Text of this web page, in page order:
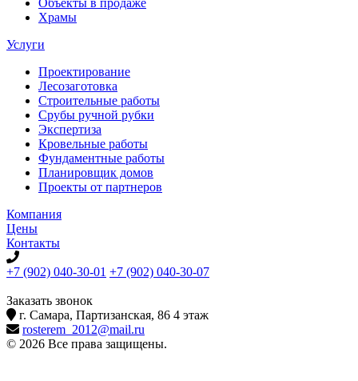
Храмы
Услуги
Проектирование
Лесозаготовка
Строительные работы
Срубы ручной рубки
Экспертиза
Кровельные работы
Фундаментные работы
Планировщик домов
Проекты от партнеров
Компания
Цены
Контакты
+7 (902) 040-30-01 +7 (902) 040-30-07
Заказать звонок
г. Самара, Партизанская, 86 4 этаж
rosterem_2012@mail.ru
© 2026 Все права защищены.